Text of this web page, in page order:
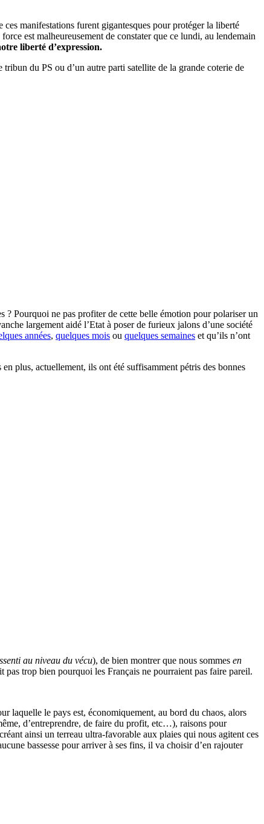
ces manifestations furent gigantesques pour protéger la liberté
est malheureusement de constater que ce lundi, au lendemain
liberté d’expression.
du PS ou d’un autre parti satellite de la grande coterie de
? Pourquoi ne pas profiter de cette belle émotion pour polariser un
largement aidé l’Etat à poser de furieux jalons d’une société
années, quelques mois ou quelques semaines et qu’ils n’ont
plus, actuellement, ils ont été suffisamment pétris des bonnes
au niveau du vécu), de bien montrer que nous sommes en
trop bien pourquoi les Français ne pourraient pas faire pareil.
laquelle le pays est, économiquement, au bord du chaos, alors
d’entreprendre, de faire du profit, etc…), raisons pour
ainsi un terreau ultra-favorable aux plaies qui nous agitent ces
bassesse pour arriver à ses fins, il va choisir d’en rajouter